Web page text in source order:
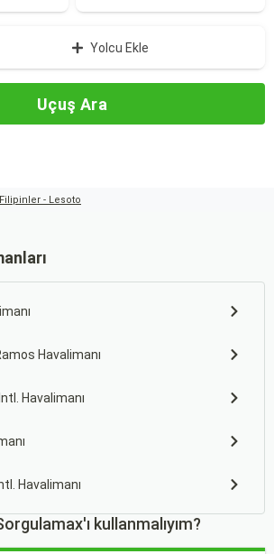
Yolcu Ekle
Uçuş Ara
Filipinler - Lesoto
Havalimanı
Havalimanı
Havalimanı
kullanmalıyım?